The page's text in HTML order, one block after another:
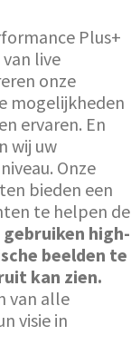
Plus+
live
onze
mogelijkheden
ervaren. En
wij uw
Onze
bieden een
te helpen de
gebruiken high-
beelden te
kan zien.
van alle
visie in